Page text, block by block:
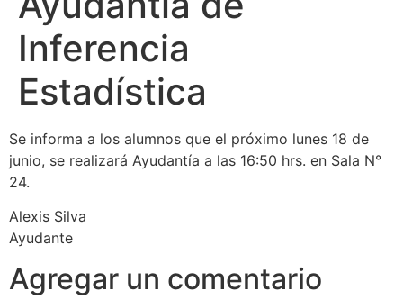
Inferencia
Estadística
Se informa a los alumnos que el próximo lunes 18 de
junio, se realizará Ayudantía a las 16:50 hrs. en Sala N°
24.
Alexis Silva
Ayudante
Agregar un comentario